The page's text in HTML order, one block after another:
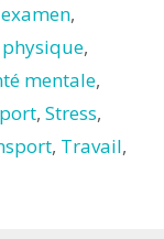
,
,
mentale,
, Stress,
, Travail,